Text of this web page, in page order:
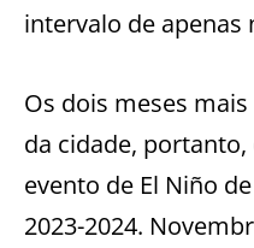
intervalo de apenas
Os dois meses
da cidade,
evento de El Niño
2023-2024.